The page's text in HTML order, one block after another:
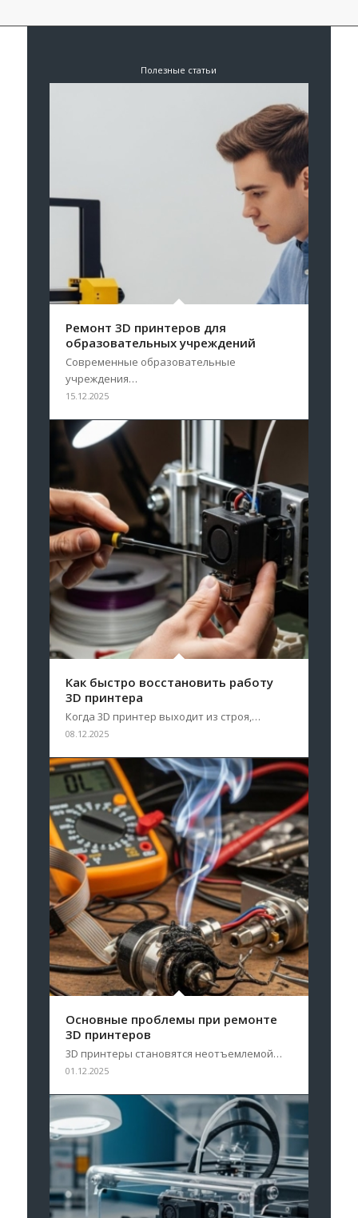
Полезные статьи
Ремонт 3D принтеров для
образовательных учреждений
Современные образовательные
учреждения…
15.12.2025
Как быстро восстановить работу
3D принтера
Когда 3D принтер выходит из строя,…
08.12.2025
Основные проблемы при ремонте
3D принтеров
3D принтеры становятся неотъемлемой…
01.12.2025